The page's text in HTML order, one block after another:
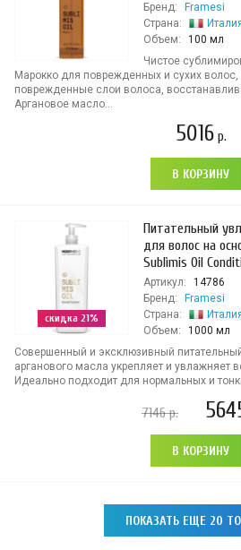
Бренд:
Framesi
Страна:
Объем:
100 мл
Чистое
Марокко для поврежденных и сухих волос,
поврежденные слои волоса,
Аргановое масло...
5016р.
В КОРЗИНУ
скидка 21%
Питательный
для волос на
Sublìmis Oil
Артикул:
14786
Бренд:
Framesi
Страна:
Объем:
1000 мл
Совершенный и эксклюзивный
арганового масла укрепляет и увлажняет
Идеально подходит для нормальных и
7146р.
В КОРЗИНУ
ПОКАЗАТЬ ЕЩЕ 20